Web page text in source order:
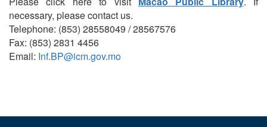
necessary, please contact us.
Telephone: (853) 28558049 / 28567576
Fax: (853) 2831 4456
Email: Inf.BP@icm.gov.mo